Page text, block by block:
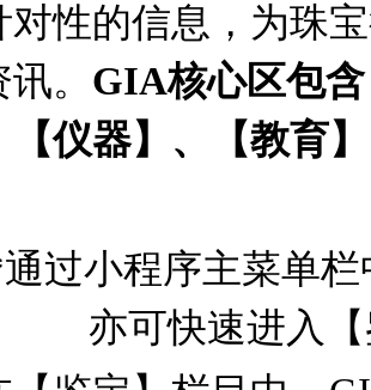
对性的信息，为珠
。 GIA核心区包
仪器】、【教育】
通过小程序主菜单栏
亦可快速进入